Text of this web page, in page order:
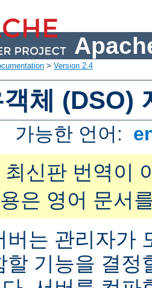
> Version 2.4
체 (DSO)
가능한 언어:
최신판 번역이
은 영어 문서
버는 관리자가
할 기능을 결정